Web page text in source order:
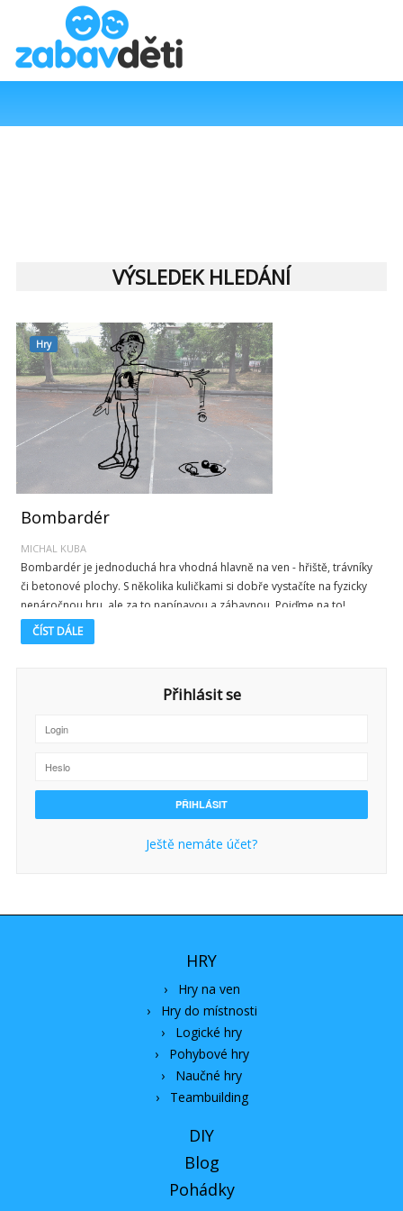
VÝSLEDEK HLEDÁNÍ
Hry
Bombardér
MICHAL KUBA
Bombardér je jednoduchá hra vhodná hlavně na ven - hřiště, trávníky
či betonové plochy. S několika kuličkami si dobře vystačíte na fyzicky
nenáročnou hru, ale za to napínavou a zábavnou. Pojďme na to!
ČÍST DÁLE
Přihlásit se
Ještě nemáte účet?
HRY
› Hry na ven
› Hry do místnosti
› Logické hry
› Pohybové hry
› Naučné hry
› Teambuilding
DIY
Blog
Pohádky